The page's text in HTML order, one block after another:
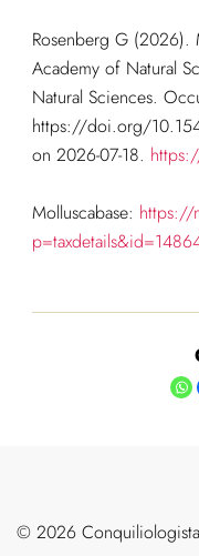
Rosenberg G (2026).
Academy of Natural
Natural Sciences.
https://doi.org/
on 2026-07-18.
Molluscabase: https://
©️ 2026